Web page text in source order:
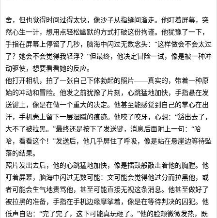
舍，但也觉得时间过得太快，像沙子从指缝间溜走。他盯着屏幕，突
然心生一计，想用点轻松幽默的方式打破这份拘谨。他犹豫了一下，
手指在屏幕上停留了几秒，脑海中闪过无数念头：“这样做会不会太过
了？她会不会觉得我轻浮？”但最终，他决定冒险一试，像是被一种冲
动驱使，想要看看她的反应。
他打开相机，拍了一张自己下体勃起的照片——真实的，带着一种原
始的冲动和冒险。他发之前犹豫了片刻，心跳猛地加快，手指悬在发
送键上，像是在做一个重大的决定。他甚至能感觉到自己的掌心在出
汗，手机壳上留下一层湿腻的痕迹。他咬了咬牙，心想：“豁出去了，
大不了被拉黑。”最终还是按下了发送键，消息后面附上一句：“哈
哈，看看这个！”发送后，他几乎屏住了呼吸，像是站在悬崖边等待坠
落的结果。
照片发出去后，他的心跳猛地加快，像是擂鼓般敲击着他的胸膛。他
盯着屏幕，脑海中闪过无数可能：文可能会觉得他过分而拉黑他，或
者可能会生气地责骂他，甚至可能直接无视这条消息。他甚至做好了
被拉黑的准备，手指在手机边缘摩挲着，像是在等待判决的囚犯。他
低声自语：“完了完了，这下可能真玩砸了。”他的脸颊微微发热，既